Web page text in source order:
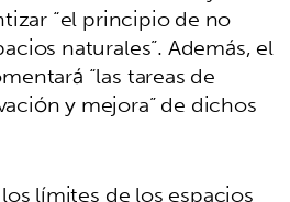
“el principio de no
naturales”. Además, el
“las tareas de
y mejora” de dichos
límites de los espacios